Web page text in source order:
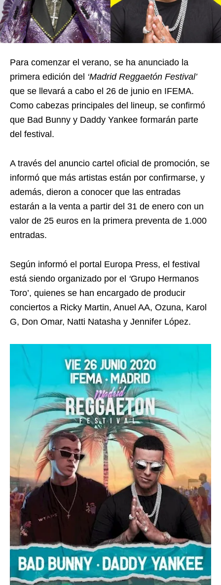
Para comenzar el verano, se ha anunciado la
primera edición del ‘Madrid Reggaetón Festival’
que se llevará a cabo el 26 de junio en IFEMA.
Como cabezas principales del lineup, se confirmó
que Bad Bunny y Daddy Yankee formarán parte
del festival.
A través del anuncio cartel oficial de promoción, se
informó que más artistas están por confirmarse, y
además, dieron a conocer que las entradas
estarán a la venta a partir del 31 de enero con un
valor de 25 euros en la primera preventa de 1.000
entradas.
Según informó el portal Europa Press, el festival
está siendo organizado por el ‘Grupo Hermanos
Toro’, quienes se han encargado de producir
conciertos a Ricky Martin, Anuel AA, Ozuna, Karol
G, Don Omar, Natti Natasha y Jennifer López.